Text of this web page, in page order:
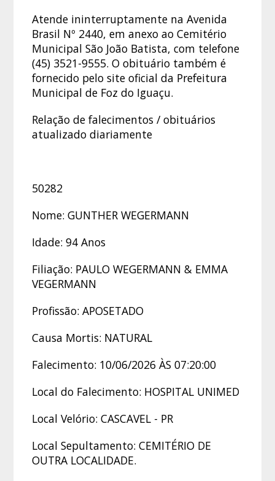
Atende ininterruptamente na Avenida
Brasil Nº 2440, em anexo ao Cemitério
Municipal São João Batista, com telefone
(45) 3521-9555. O obituário também é
fornecido pelo site oficial da Prefeitura
Municipal de Foz do Iguaçu.
Relação de falecimentos / obituários
atualizado diariamente
50282
Nome: GUNTHER WEGERMANN
Idade: 94 Anos
Filiação: PAULO WEGERMANN & EMMA
VEGERMANN
Profissão: APOSETADO
Causa Mortis: NATURAL
Falecimento: 10/06/2026 ÀS 07:20:00
Local do Falecimento: HOSPITAL UNIMED
Local Velório: CASCAVEL - PR
Local Sepultamento: CEMITÉRIO DE
OUTRA LOCALIDADE.